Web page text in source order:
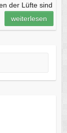
der Lüfte sind
weiterlesen